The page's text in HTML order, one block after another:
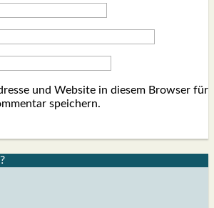
und Website in diesem Browser für
speichern.